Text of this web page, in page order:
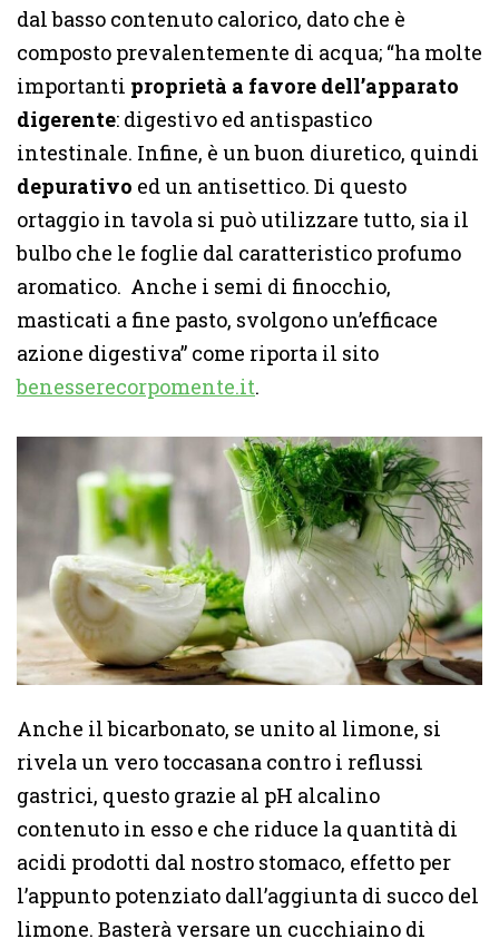
dal basso contenuto calorico, dato che è
composto prevalentemente di acqua; “ha molte
importanti proprietà a favore dell’apparato
digerente: digestivo ed antispastico
intestinale. Infine, è un buon diuretico, quindi
depurativo ed un antisettico. Di questo
ortaggio in tavola si può utilizzare tutto, sia il
bulbo che le foglie dal caratteristico profumo
aromatico. Anche i semi di finocchio,
masticati a fine pasto, svolgono un’efficace
azione digestiva” come riporta il sito
benesserecorpomente.it.
Anche il bicarbonato, se unito al limone, si
rivela un vero toccasana contro i reflussi
gastrici, questo grazie al pH alcalino
contenuto in esso e che riduce la quantità di
acidi prodotti dal nostro stomaco, effetto per
l’appunto potenziato dall’aggiunta di succo del
limone. Basterà versare un cucchiaino di